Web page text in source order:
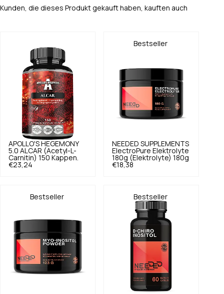
Kunden, die dieses Produkt gekauft haben, kauften auch
APOLLO'S HEGEMONY
5.0 ALCAR (Acetyl-L-
Carnitin) 150 Kappen.
€23,24
Bestseller
NEEDED SUPPLEMENTS
ElectroPure Elektrolyte
180g (Elektrolyte) 180g
€18,38
Bestseller Bestseller